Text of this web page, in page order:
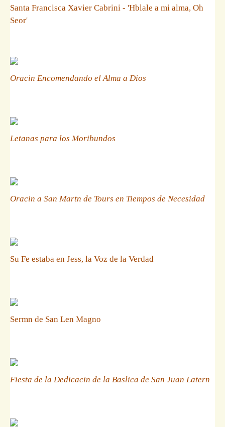
Santa Francisca Xavier Cabrini - 'Hblale a mi alma, Oh
Seor'
Oracin Encomendando el Alma a Dios
Letanas para los Moribundos
Oracin a San Martn de Tours en Tiempos de Necesidad
Su Fe estaba en Jess, la Voz de la Verdad
Sermn de San Len Magno
Fiesta de la Dedicacin de la Baslica de San Juan Latern